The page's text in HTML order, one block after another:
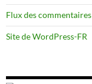
Flux des commentaires
Site de WordPress-FR